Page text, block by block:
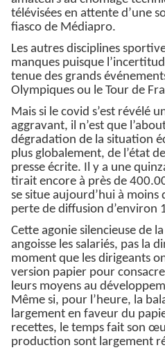
télévisées en attente d’une
fiasco de Médiapro.
Les autres disciplines
manques puisque
tenue des grands
Olympiques ou le Tour de
Mais si le covid s’est révélé
aggravant, il n’est que
dégradation de la situation
plus globalement, de l’état
presse écrite. Il y a une
tirait encore à près de
se situe aujourd’hui à
perte de diffusion d’environ
Cette agonie silencieuse de
angoisse les salariés, pas la
moment que les dirigeants
version papier pour
leurs moyens au
Même si, pour l’heure, la
largement en faveur du
recettes, le temps fait son
production sont largement